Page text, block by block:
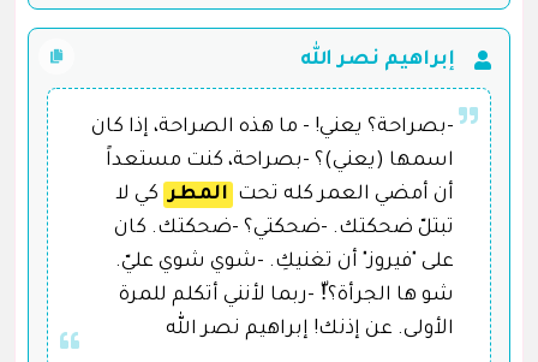
إبراهيم نصر الله
-بصراحة؟ يعني! - ما هذه الصراحة، إذا كان
اسمها (يعني)؟ -بصراحة، كنت مستعداً
أن أمضي العمر كله تحت المطر كي لا
تبتلّ ضحكتك. -ضحكتي؟ -ضحكتك. كان
على "فيروز" أن تغنيكِ. -شوي شوي عليّ.
شو ها الجرأة؟!ّ -ربما لأنني أتكلم للمرة
الأولى. عن إذنك! إبراهيم نصر الله